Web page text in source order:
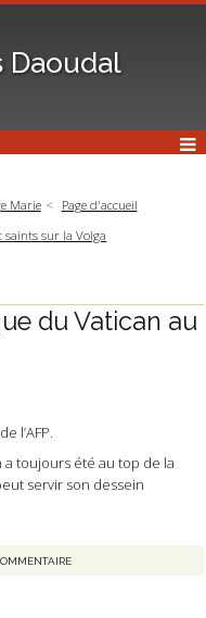
Daoudal
Marie
Page d'accueil
sur la Volga
du Vatican au
de l’AFP.
a toujours été au top de la
servir son dessein